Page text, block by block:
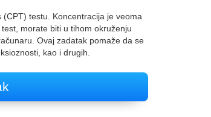
testu. Koncentracija je veoma
morate biti u tihom okruženju
Ovaj zadatak pomaže da se
kao i drugih.